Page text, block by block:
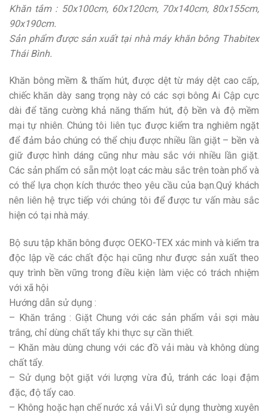
Khăn tắm : 50x100cm, 60x120cm, 70x140cm, 80x155cm,
90x190cm.
Sản phẩm được sản xuất tại nhà máy khăn bông Thabitex
Thái Bình.
Khăn bông mềm & thấm hút, được dệt từ máy dệt cao cấp,
chiếc khăn dày sang trọng này có các sợi bông Ai Cập cực
dài để tăng cường khả năng thấm hút, độ bền và độ mềm
mại tự nhiên. Chúng tôi liên tục được kiểm tra nghiêm ngặt
để đảm bảo chúng có thể chịu được nhiều lần giặt – bền và
giữ được hình dáng cũng như màu sắc với nhiều lần giặt.
Các sản phẩm có sẵn một loạt các màu sắc trên toàn phổ và
có thể lựa chọn kích thước theo yêu cầu của bạn.Quý khách
nên liên hệ trực tiếp với chúng tôi để được tư vấn màu sắc
hiện có tại nhà máy.
Bộ sưu tập khăn bông được OEKO-TEX xác minh và kiểm tra
độc lập về các chất độc hại cũng như được sản xuất theo
quy trình bền vững trong điều kiện làm việc có trách nhiệm
với xã hội
Hướng dẫn sử dụng :
– Khăn trắng : Giặt Chung với các sản phẩm vải sợi màu
trắng, chỉ dùng chất tẩy khi thực sự cần thiết.
– Khăn màu dùng chung với các đồ vải màu và không dùng
chất tẩy.
– Sử dụng bột giặt với lượng vừa đủ, tránh các loại đậm
đặc, độ tẩy cao.
– Không hoặc hạn chế nước xả vải.Vì sử dụng thường xuyên